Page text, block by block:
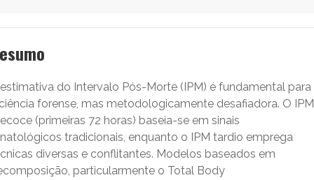
do Intervalo Pós-Morte (IPM) é fundamental para
forense, mas metodologicamente desafiadora. O IPM
(primeiras 72 horas) baseia-se em sinais
tradicionais, enquanto o IPM tardio emprega
diversas e conflitantes. Modelos baseados em
particularmente o Total Body